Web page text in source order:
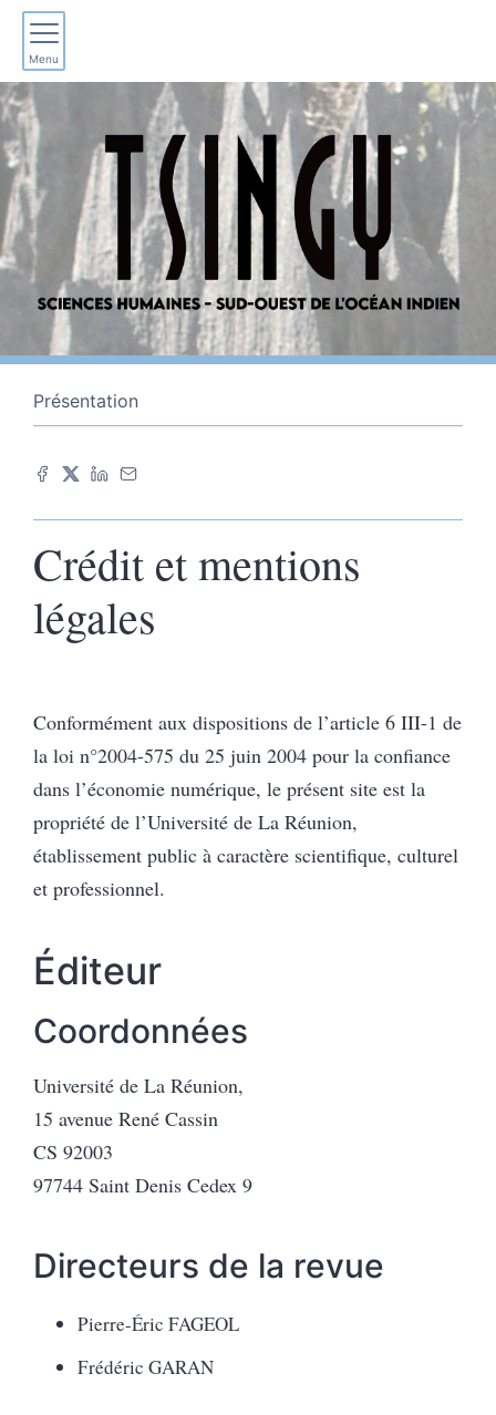
Menu
Présentation
Crédit et mentions
légales
Conformément aux dispositions de l’article 6 III-1 de
la loi n°2004-575 du 25 juin 2004 pour la confiance
dans l’économie numérique, le présent site est la
propriété de l’Université de La Réunion,
établissement public à caractère scientifique, culturel
et professionnel.
Éditeur
Coordonnées
Université de La Réunion,
15 avenue René Cassin
CS 92003
97744 Saint Denis Cedex 9
Directeurs de la revue
Pierre-Éric FAGEOL
Frédéric GARAN